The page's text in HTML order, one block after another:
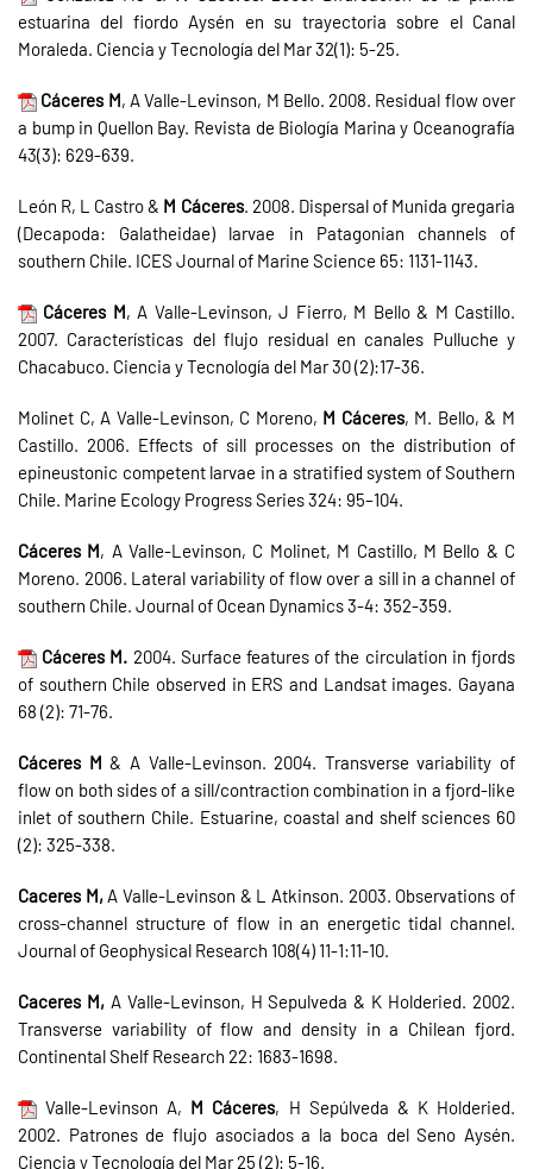
estuarina del fiordo Aysén en su trayectoria sobre el Canal
Moraleda. Ciencia y Tecnología del Mar 32(1): 5-25.
Cáceres M, A Valle-Levinson, M Bello. 2008. Residual flow over
a bump in Quellon Bay. Revista de Biología Marina y Oceanografía
43(3): 629-639.
León R, L Castro & M Cáceres. 2008. Dispersal of Munida gregaria
(Decapoda: Galatheidae) larvae in Patagonian channels of
southern Chile. ICES Journal of Marine Science 65: 1131-1143.
Cáceres M, A Valle-Levinson, J Fierro, M Bello & M Castillo.
2007. Características del flujo residual en canales Pulluche y
Chacabuco. Ciencia y Tecnología del Mar 30 (2):17-36.
Molinet C, A Valle-Levinson, C Moreno, M Cáceres, M. Bello, & M
Castillo. 2006. Effects of sill processes on the distribution of
epineustonic competent larvae in a stratified system of Southern
Chile. Marine Ecology Progress Series 324: 95–104.
Cáceres M, A Valle-Levinson, C Molinet, M Castillo, M Bello & C
Moreno. 2006. Lateral variability of flow over a sill in a channel of
southern Chile. Journal of Ocean Dynamics 3-4: 352-359.
Cáceres M. 2004. Surface features of the circulation in fjords
of southern Chile observed in ERS and Landsat images. Gayana
68 (2): 71-76.
Cáceres M& A Valle-Levinson. 2004. Transverse variability of
flow on both sides of a sill/contraction combination in a fjord-like
inlet of southern Chile. Estuarine, coastal and shelf sciences 60
(2): 325-338.
Caceres M, A Valle-Levinson & L Atkinson. 2003. Observations of
cross-channel structure of flow in an energetic tidal channel.
Journal of Geophysical Research 108(4) 11-1:11-10.
Caceres M,A Valle-Levinson, H Sepulveda & K Holderied. 2002.
Transverse variability of flow and density in a Chilean fjord.
Continental Shelf Research 22: 1683-1698.
Valle-Levinson A, M Cáceres, H Sepúlveda & K Holderied.
2002. Patrones de flujo asociados a la boca del Seno Aysén.
Ciencia y Tecnología del Mar 25 (2): 5-16.